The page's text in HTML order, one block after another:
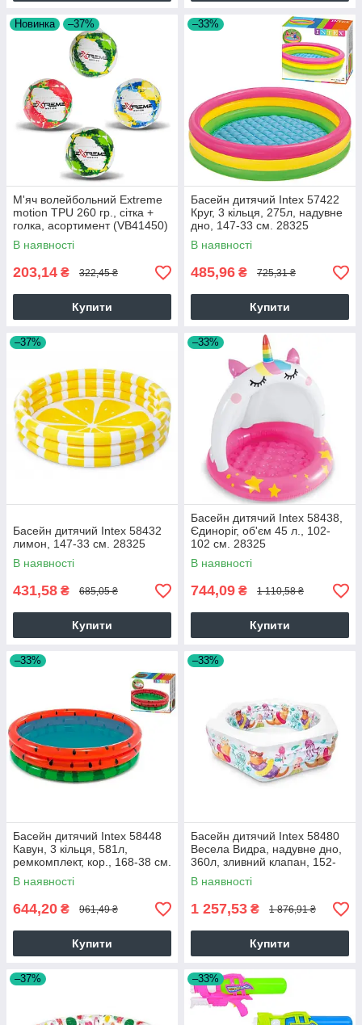
Новинка –37%
М'яч волейбольний Extreme
motion TPU 260 гр., сітка +
голка, асортимент (VB41450)
В наявності
203,14 ₴ 322,45 ₴
Купити
–33%
Басейн дитячий Intex 57422
Круг, 3 кільця, 275л, надувне
дно, 147-33 см. 28325
В наявності
485,96 ₴ 725,31 ₴
Купити
–37%
Басейн дитячий Intex 58432
лимон, 147-33 см. 28325
В наявності
431,58 ₴ 685,05 ₴
Купити
–33%
Басейн дитячий Intex 58438,
Єдиноріг, об'єм 45 л., 102-
102 см. 28325
В наявності
744,09 ₴ 1 110,58 ₴
Купити
–33%
Басейн дитячий Intex 58448
Кавун, 3 кільця, 581л,
ремкомплект, кор., 168-38 см.
28325
В наявності
644,20 ₴ 961,49 ₴
Купити
–33%
Басейн дитячий Intex 58480
Весела Видра, надувне дно,
360л, зливний клапан, 152-
56см. 28325
В наявності
1 257,53 ₴ 1 876,91 ₴
Купити
–37% –33%